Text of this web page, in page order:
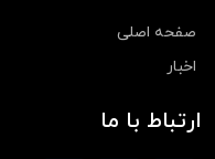
صفحه اصلی
اخبار
ارتباط با ما